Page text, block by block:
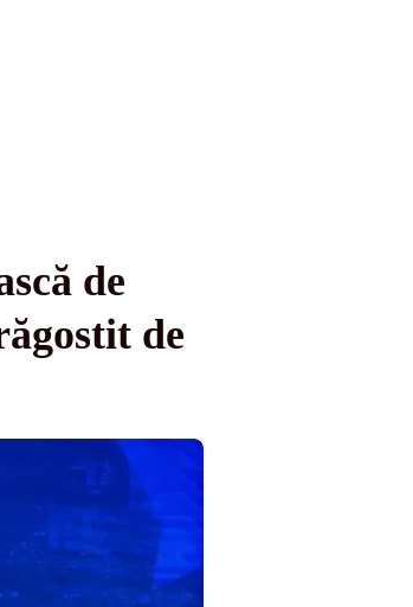
de
de